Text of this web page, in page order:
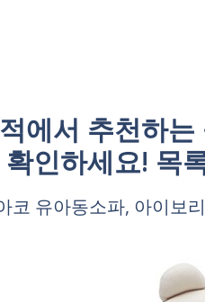
에서 추천하
인하세요! 목
코 유아동소파, 아이보리